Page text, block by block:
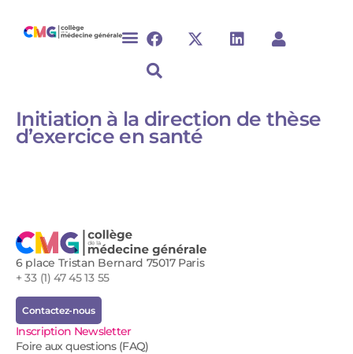
Initiation à la direction de thèse
d’exercice en santé
6 place Tristan Bernard 75017 Paris
+ 33 (1) 47 45 13 55
Contactez-nous
Inscription Newsletter
Foire aux questions (FAQ)